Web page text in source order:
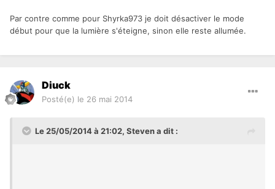
Par contre comme pour Shyrka973 je doit désactiver le mode
début pour que la lumière s'éteigne, sinon elle reste allumée.
Diuck
Posté(e) le 26 mai 2014
Le 25/05/2014 à 21:02, Steven a dit :